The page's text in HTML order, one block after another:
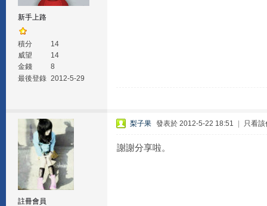
新手上路
積分
14
威望
14
金錢
8
最後登錄 2012-5-29
註冊會員
梨子果 發表於 2012-5-22 18:51 只看該
謝謝分享啦。